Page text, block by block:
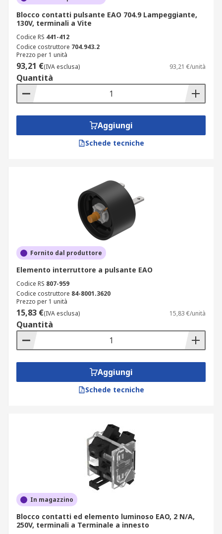
Blocco contatti pulsante EAO 704.9 Lampeggiante,
130V, terminali a Vite
Codice RS 441-412
Codice costruttore 704.943.2
Prezzo per 1 unità
93,21 €(IVA esclusa) 93,21 €/unità
Quantità
Aggiungi
Schede tecniche
Fornito dal produttore
Elemento interruttore a pulsante EAO
Codice RS 807-959
Codice costruttore 84-8001.3620
Prezzo per 1 unità
15,83 €(IVA esclusa) 15,83 €/unità
Quantità
Aggiungi
Schede tecniche
In magazzino
Blocco contatti ed elemento luminoso EAO, 2 N/A,
250V, terminali a Terminale a innesto